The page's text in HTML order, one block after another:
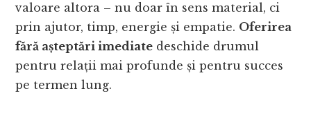
valoare altora – nu doar în sens material, ci
prin ajutor, timp, energie și empatie. Oferirea
fără așteptări imediate deschide drumul
pentru relații mai profunde și pentru succes
pe termen lung.